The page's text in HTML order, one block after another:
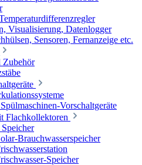
Visualisierung, Datenlogger
Sensoren, Fernanzeige etc.
Zubehör
Vorschaltgeräte
Flachkollektoren
Brauchwasserspeicher
Speicher